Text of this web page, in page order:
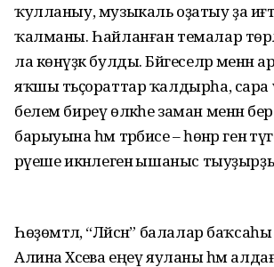
ҡулланыу, музыкаль оҙатыу ҙа
ҡалманы. Һайланған темалар
ла көнүҙәк булды. Бәйгеселәр менән
яҡшы тәьҫораттар ҡалдырһа, сара
белем биреү өлкәһе заман менән
барыуына һәм тәрбиәсе – һөнәр генә
рәүеше икәнлегенә ышаныс
Һөҙөмтәлә, “Ләйсән” балалар баҡсаһы
Алина Хәсәева еңеү яуланы һәм